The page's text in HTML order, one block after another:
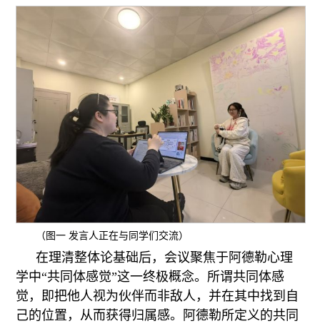
（图一 发言人正在与同学们交流）
在理清整体论基础后，会议聚焦于阿德勒心理
学中“共同体感觉”这一终极概念。所谓共同体感
觉，即把他人视为伙伴而非敌人，并在其中找到自
己的位置，从而获得归属感。阿德勒所定义的共同